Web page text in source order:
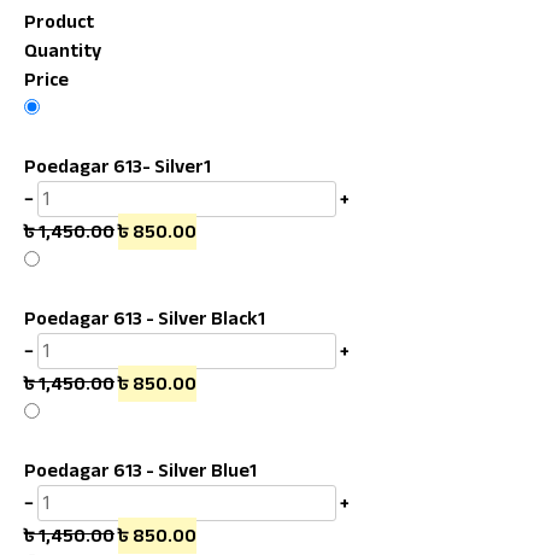
Product
Quantity
Price
Poedagar 613- Silver1
−
+
৳1,450.00৳850.00
Poedagar 613 - Silver Black1
−
+
৳1,450.00৳850.00
Poedagar 613 - Silver Blue1
−
+
৳1,450.00৳850.00